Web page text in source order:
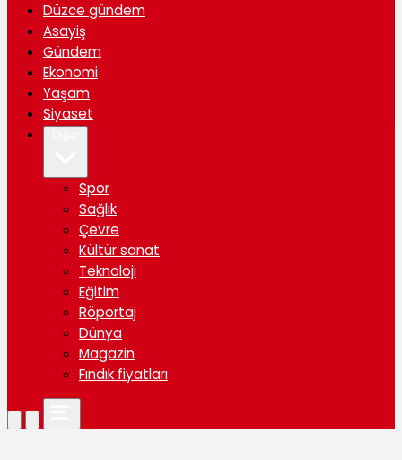
Düzce gündem
Asayiş
Gündem
Ekonomi
Yaşam
Siyaset
Spor
Sağlık
Çevre
Kültür sanat
Teknoloji
Eğitim
Röportaj
Dünya
Magazin
Fındık fiyatları